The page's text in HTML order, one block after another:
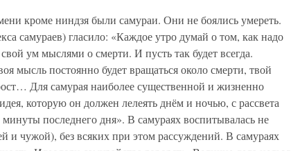
кроме ниндзя были самураи. Они не боялись умереть.
самураев) гласило: «Каждое утро думай о том, как надо
ум мыслями о смерти. И пусть так будет всегда.
мысль постоянно будет вращаться около смерти, твой
Для самурая наиболее существенной и жизненно
которую он должен лелеять днём и ночью, с рассвета
последнего дня». В самураях воспитывалась не
и чужой), без всяких при этом рассуждений. В самураях